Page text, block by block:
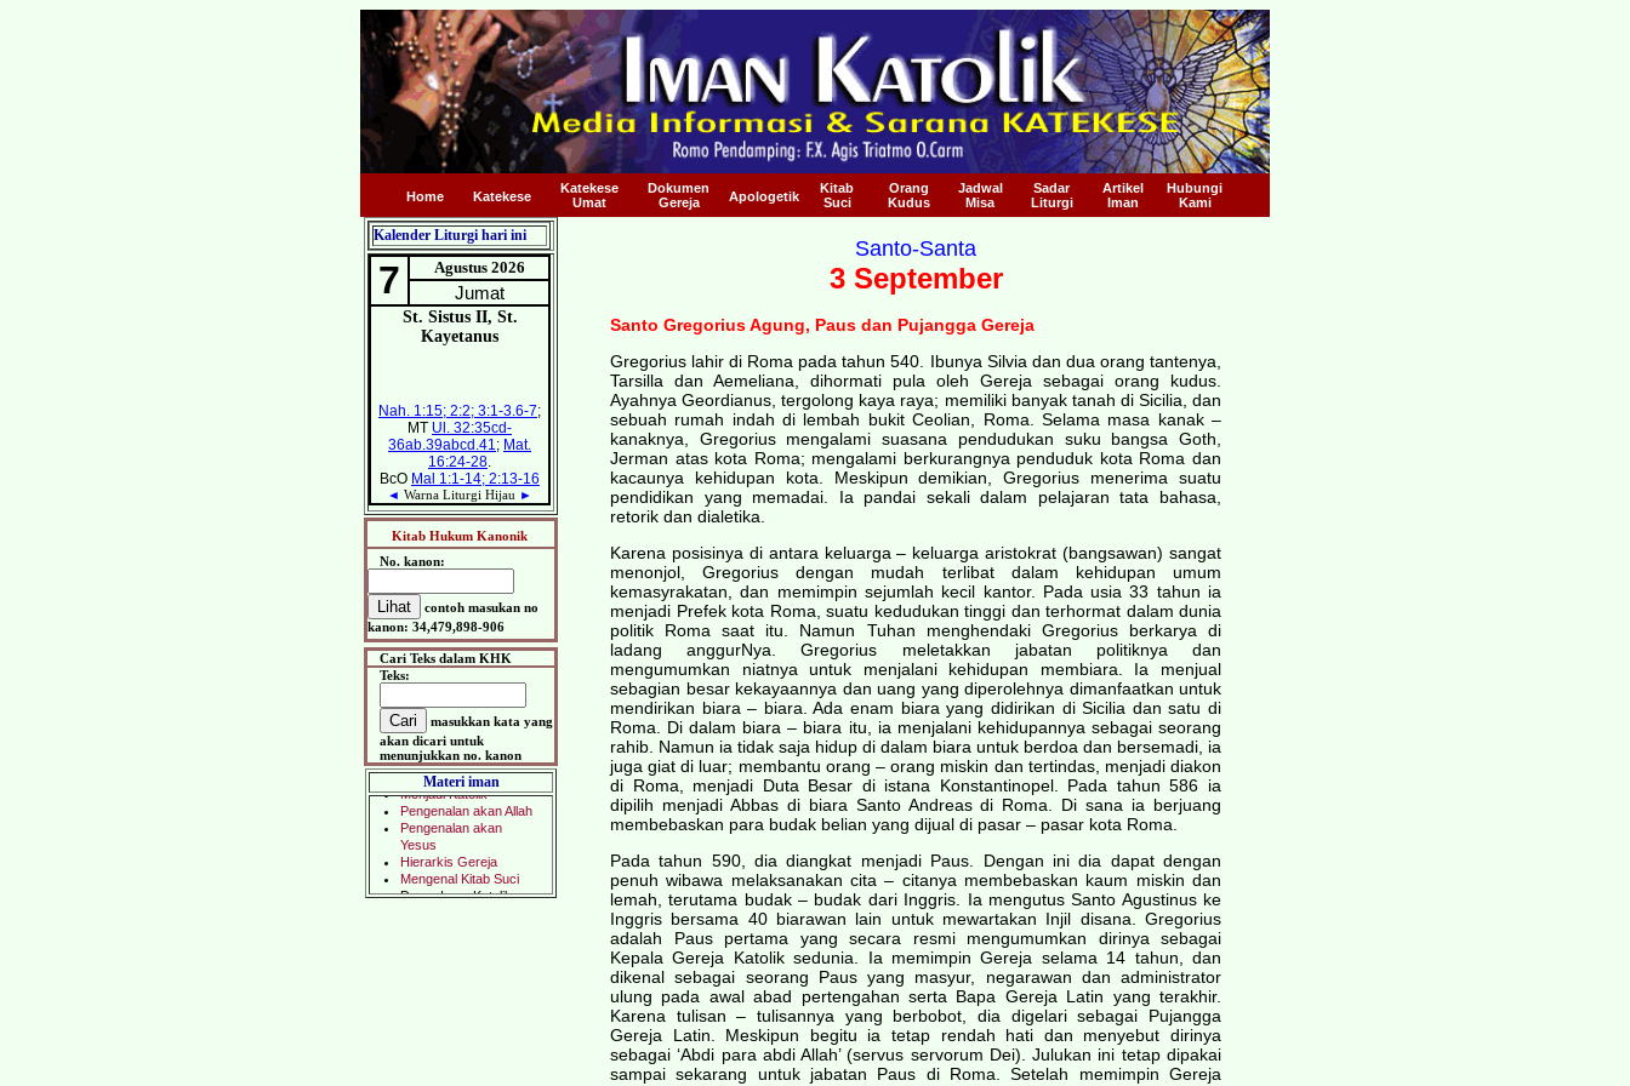
Home Katekese
Katekese
Umat
Dokumen
Gereja
Apologetik
Kitab
Suci
Orang
Kudus
Jadwal
Misa
Sadar
Liturgi
Artikel
Iman
Hubungi
Kami
Kalender Liturgi hari ini
Kitab Hukum Kanonik
No. kanon:
contoh masukan no
kanon: 34,479,898-906
Cari Teks dalam KHK
Teks:
masukkan kata yang
akan dicari untuk
menunjukkan no. kanon
Materi iman
Santo-Santa
3 September
Santo Gregorius Agung, Paus dan Pujangga Gereja
Gregorius lahir di Roma pada tahun 540. Ibunya Silvia dan dua orang tantenya,
Tarsilla dan Aemeliana, dihormati pula oleh Gereja sebagai orang kudus.
Ayahnya Geordianus, tergolong kaya raya; memiliki banyak tanah di Sicilia, dan
sebuah rumah indah di lembah bukit Ceolian, Roma. Selama masa kanak –
kanaknya, Gregorius mengalami suasana pendudukan suku bangsa Goth,
Jerman atas kota Roma; mengalami berkurangnya penduduk kota Roma dan
kacaunya kehidupan kota. Meskipun demikian, Gregorius menerima suatu
pendidikan yang memadai. Ia pandai sekali dalam pelajaran tata bahasa,
retorik dan dialetika.
Karena posisinya di antara keluarga – keluarga aristokrat (bangsawan) sangat
menonjol, Gregorius dengan mudah terlibat dalam kehidupan umum
kemasyrakatan, dan memimpin sejumlah kecil kantor. Pada usia 33 tahun ia
menjadi Prefek kota Roma, suatu kedudukan tinggi dan terhormat dalam dunia
politik Roma saat itu. Namun Tuhan menghendaki Gregorius berkarya di
ladang anggurNya. Gregorius meletakkan jabatan politiknya dan
mengumumkan niatnya untuk menjalani kehidupan membiara. Ia menjual
sebagian besar kekayaannya dan uang yang diperolehnya dimanfaatkan untuk
mendirikan biara – biara. Ada enam biara yang didirikan di Sicilia dan satu di
Roma. Di dalam biara – biara itu, ia menjalani kehidupannya sebagai seorang
rahib. Namun ia tidak saja hidup di dalam biara untuk berdoa dan bersemadi, ia
juga giat di luar; membantu orang – orang miskin dan tertindas, menjadi diakon
di Roma, menjadi Duta Besar di istana Konstantinopel. Pada tahun 586 ia
dipilih menjadi Abbas di biara Santo Andreas di Roma. Di sana ia berjuang
membebaskan para budak belian yang dijual di pasar – pasar kota Roma.
Pada tahun 590, dia diangkat menjadi Paus. Dengan ini dia dapat dengan
penuh wibawa melaksanakan cita – citanya membebaskan kaum miskin dan
lemah, terutama budak – budak dari Inggris. Ia mengutus Santo Agustinus ke
Inggris bersama 40 biarawan lain untuk mewartakan Injil disana. Gregorius
adalah Paus pertama yang secara resmi mengumumkan dirinya sebagai
Kepala Gereja Katolik sedunia. Ia memimpin Gereja selama 14 tahun, dan
dikenal sebagai seorang Paus yang masyur, negarawan dan administrator
ulung pada awal abad pertengahan serta Bapa Gereja Latin yang terakhir.
Karena tulisan – tulisannya yang berbobot, dia digelari sebagai Pujangga
Gereja Latin. Meskipun begitu ia tetap rendah hati dan menyebut dirinya
sebagai ‘Abdi para abdi Allah’ (servus servorum Dei). Julukan ini tetap dipakai
sampai sekarang untuk jabatan Paus di Roma. Setelah memimpin Gereja